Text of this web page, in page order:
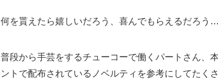
何を貰えたら嬉しいだろう、喜んでもらえるだろう…
普段から手芸をするチューコーで働くパートさん、
ントで配布されているノベルティを参考にしてたく